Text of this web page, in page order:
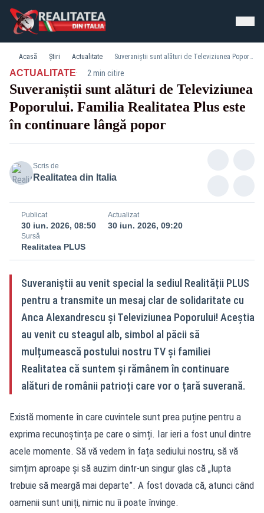
Acasă Știri Actualitate Suveraniștii sunt alături de Televiziunea Poporului. Familia Realitatea Plus este în continuare lângă popor
ACTUALITATE· 2 min citire
Suveraniștii sunt alături de Televiziunea
Poporului. Familia Realitatea Plus este
în continuare lângă popor
Scris de
Realitatea din Italia
Publicat
30 iun. 2026, 08:50
Actualizat
30 iun. 2026, 09:20
Sursă
Realitatea PLUS
Suveraniștii au venit special la sediul Realității PLUS
pentru a transmite un mesaj clar de solidaritate cu
Anca Alexandrescu și Televiziunea Poporului! Aceștia
au venit cu steagul alb, simbol al păcii să
mulțumească postului nostru TV și familiei
Realitatea că suntem și rămânem în continuare
alături de românii patrioți care vor o țară suverană.
Există momente în care cuvintele sunt prea puține pentru a
exprima recunoștința pe care o simți. Iar ieri a fost unul dintre
acele momente. Să vă vedem în fața sediului nostru, să vă
simțim aproape și să auzim dintr-un singur glas că „lupta
trebuie să meargă mai departe”. A fost dovada că, atunci când
oamenii sunt uniți, nimic nu îi poate învinge.